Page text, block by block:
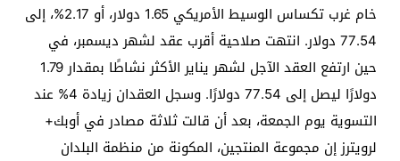
خام غرب تكساس الوسيط الأمريكي 1.65 دولار، أو 2.17%، إلى
77.54 دولار. انتهت صلاحية أقرب عقد لشهر ديسمبر، في
حين ارتفع العقد الآجل لشهر يناير الأكثر نشاطًا بمقدار 1.79
دولارًا ليصل إلى 77.54 دولارًا. وسجل العقدان زيادة 4% عند
التسوية يوم الجمعة، بعد أن قالت ثلاثة مصادر في أوبك+
لرويترز إن مجموعة المنتجين، المكونة من منظمة البلدان